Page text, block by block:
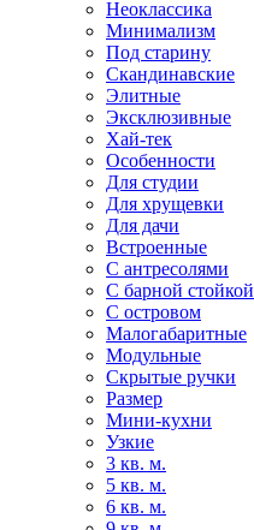
Неоклассика
Минимализм
Под старину
Скандинавские
Элитные
Эксклюзивные
Хай-тек
Особенности
Для студии
Для хрущевки
Для дачи
Встроенные
С антресолями
С барной стойкой
С островом
Малогабаритные
Модульные
Скрытые ручки
Размер
Мини-кухни
Узкие
3 кв. м.
5 кв. м.
6 кв. м.